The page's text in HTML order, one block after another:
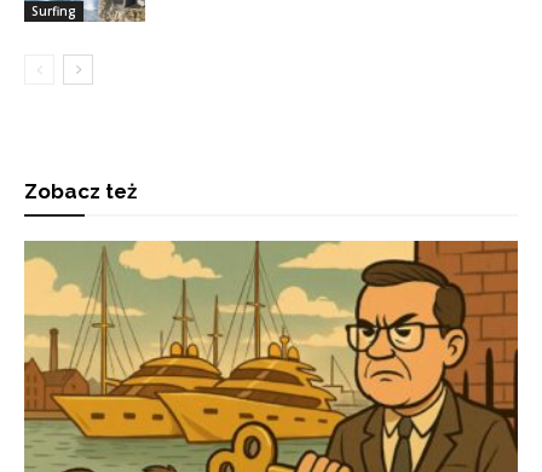
Surfing
Zobacz też